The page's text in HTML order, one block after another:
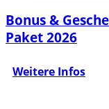
Bonus &
Paket 2026
Weitere Infos